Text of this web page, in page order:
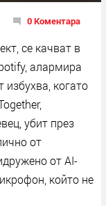
0 Коментара
се качват в
алармира
избухва, когато
убит през
от
от AI-
който не